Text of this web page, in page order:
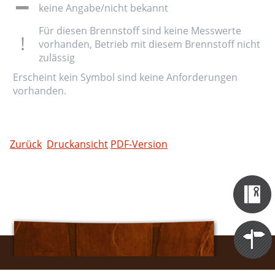
Themen
Portale
keine Angabe/nicht bekannt
Für diesen Brennstoff sind keine Messwerte
vorhanden, Betrieb mit diesem Brennstoff nicht
zulässig
Erscheint kein Symbol sind keine Anforderungen
vorhanden.
Zurück Druckansicht PDF-Version